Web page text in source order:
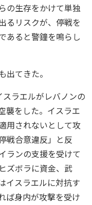
の生存をかけて単独
るリスクが、停戦を
あると警鐘を鳴らし
てきた。
ラエルがレバノンの
襲をした。イスラエ
用されないとして攻
戦合意違反」と反
ランの支援を受けて
ズボラに資金、武
イスラエルに対抗す
ば身内が攻撃を受け